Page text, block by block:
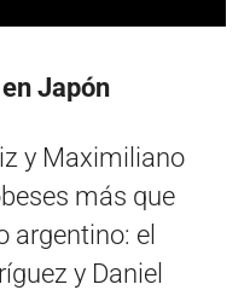
Japón
y Maximiliano
más que
argentino: el
y Daniel